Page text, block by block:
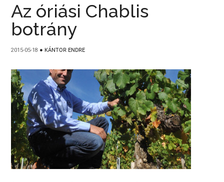
Az óriási Chablis
botrány
2015-05-18 ● KÁNTOR ENDRE